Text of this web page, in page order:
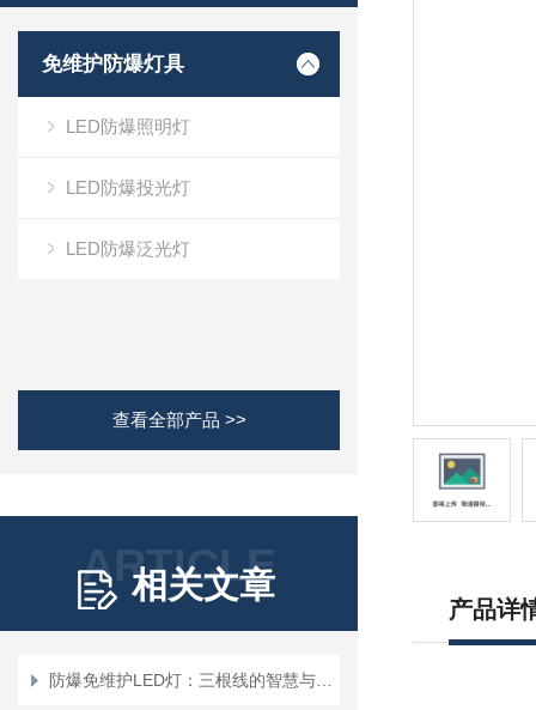
免维护防爆灯具
LED防爆照明灯
LED防爆投光灯
LED防爆泛光灯
查看全部产品 >>
ARTICLE
相关文章
产品详